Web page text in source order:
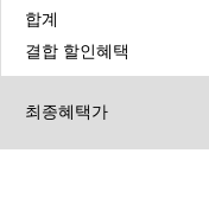
합계
결합 할인혜택
최종혜택가